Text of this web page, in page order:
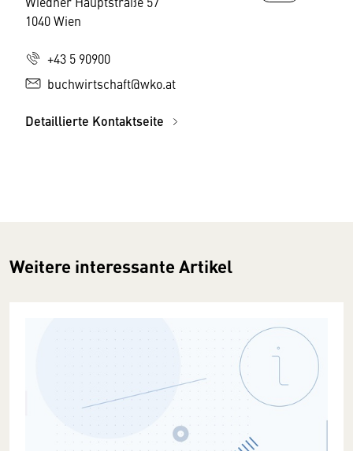
1040 Wien
+43 5 90900
buchwirtschaft@wko.at
Detaillierte Kontaktseite
Weitere interessante Artikel